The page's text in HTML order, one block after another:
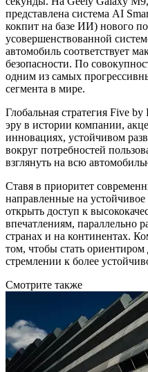
представлена система AI
кокпит на базе ИИ) нового
усовершенствованной
автомобиль соответствует
безопасности. По
одним из самых
сегмента в мире.
Глобальная стратегия Five
эру в истории компании,
инновациях, устойчивом
вокруг потребностей
взглянуть на всю
Ставя в приоритет
направленные на устойчивое
открыть доступ к
впечатлениям, параллельно
странах и на континентах.
том, чтобы стать
стремлении к более
Смотрите также